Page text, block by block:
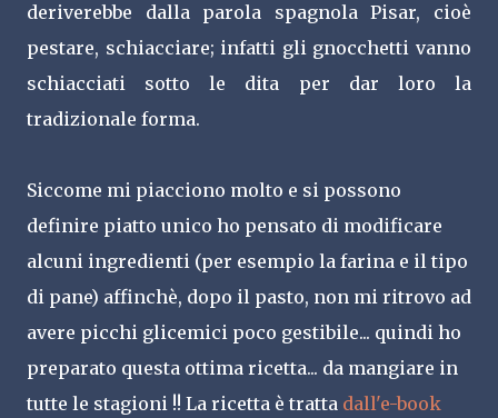
deriverebbe dalla parola spagnola Pisar, cioè
pestare, schiacciare; infatti gli gnocchetti vanno
schiacciati sotto le dita per dar loro la
tradizionale forma.
Siccome mi piacciono molto e si possono
definire piatto unico ho pensato di modificare
alcuni ingredienti (per esempio la farina e il tipo
di pane) affinchè, dopo il pasto, non mi ritrovo ad
avere picchi glicemici poco gestibile... quindi ho
preparato questa ottima ricetta... da mangiare in
tutte le stagioni !! La ricetta è tratta dall'e-book